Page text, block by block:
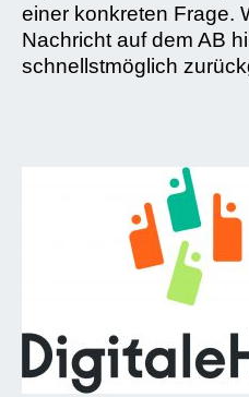
einer konkreten Frage.
Nachricht auf dem AB
schnellstmöglich